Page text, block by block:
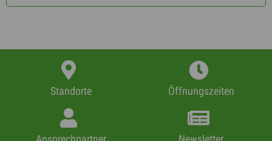
Standorte Öffnungszeiten